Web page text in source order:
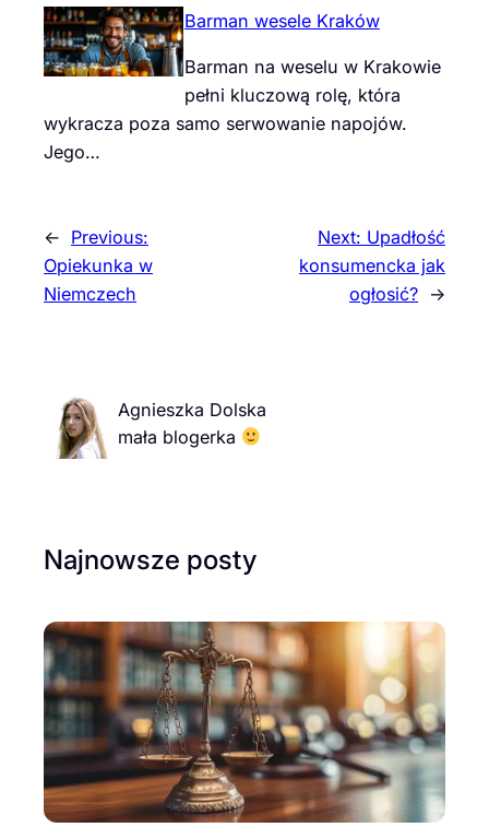
Barman wesele Kraków
Barman na weselu w Krakowie
pełni kluczową rolę, która
wykracza poza samo serwowanie napojów.
Jego…
← Previous:
Opiekunka w
Niemczech
Next: Upadłość
konsumencka jak
ogłosić? →
Agnieszka Dolska
mała blogerka
Najnowsze posty